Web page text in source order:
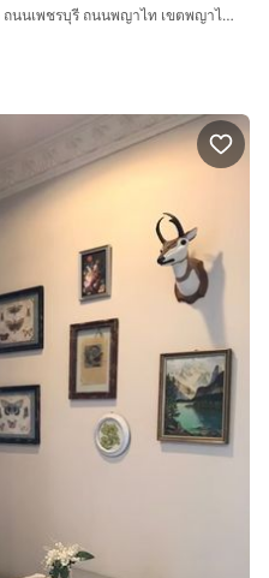
คอนโดมิเนียม 49 ตร.ม. ปทุมวัน รีสอร์ท ถนนเพชรบุรี ถนนพญาไท เขตพญาไท กรุงเทพมหานคร